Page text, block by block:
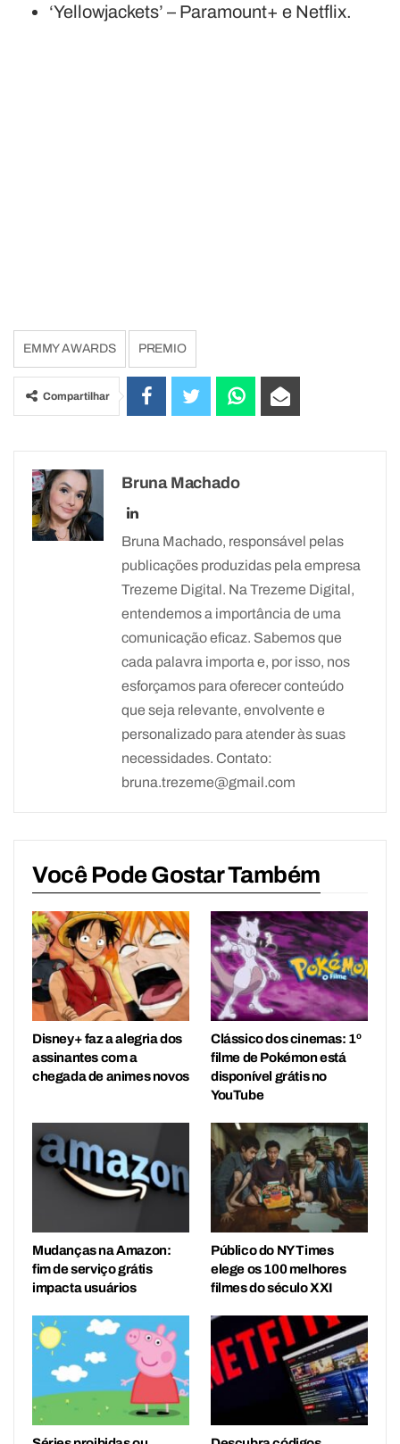
‘Yellowjackets’ – Paramount+ e Netflix.
EMMY AWARDS PREMIO
Compartilhar
Bruna Machado
Bruna Machado, responsável pelas
publicações produzidas pela empresa
Trezeme Digital. Na Trezeme Digital,
entendemos a importância de uma
comunicação eficaz. Sabemos que
cada palavra importa e, por isso, nos
esforçamos para oferecer conteúdo
que seja relevante, envolvente e
personalizado para atender às suas
necessidades. Contato:
bruna.trezeme@gmail.com
Você Pode Gostar Também
Disney+ faz a alegria dos
assinantes com a
chegada de animes novos
Clássico dos cinemas: 1º
filme de Pokémon está
disponível grátis no
YouTube
Mudanças na Amazon:
fim de serviço grátis
impacta usuários
Público do NY Times
elege os 100 melhores
filmes do século XXI